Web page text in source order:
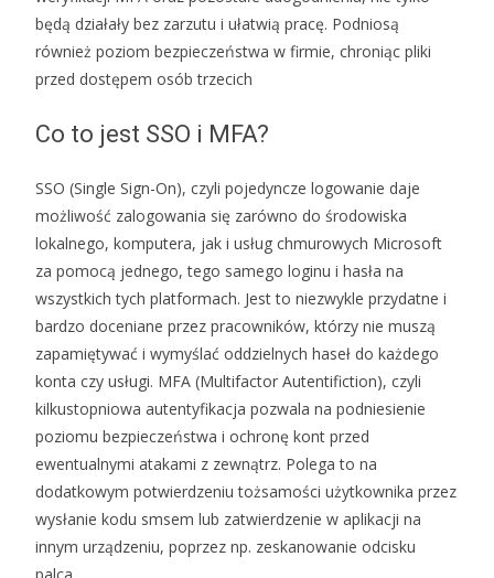
będą działały bez zarzutu i ułatwią pracę. Podniosą
również poziom bezpieczeństwa w firmie, chroniąc pliki
przed dostępem osób trzecich
Co to jest SSO i MFA?
SSO (Single Sign-On), czyli pojedyncze logowanie daje
możliwość zalogowania się zarówno do środowiska
lokalnego, komputera, jak i usług chmurowych Microsoft
za pomocą jednego, tego samego loginu i hasła na
wszystkich tych platformach. Jest to niezwykle przydatne i
bardzo doceniane przez pracowników, którzy nie muszą
zapamiętywać i wymyślać oddzielnych haseł do każdego
konta czy usługi. MFA (Multifactor Autentifiction), czyli
kilkustopniowa autentyfikacja pozwala na podniesienie
poziomu bezpieczeństwa i ochronę kont przed
ewentualnymi atakami z zewnątrz. Polega to na
dodatkowym potwierdzeniu tożsamości użytkownika przez
wysłanie kodu smsem lub zatwierdzenie w aplikacji na
innym urządzeniu, poprzez np. zeskanowanie odcisku